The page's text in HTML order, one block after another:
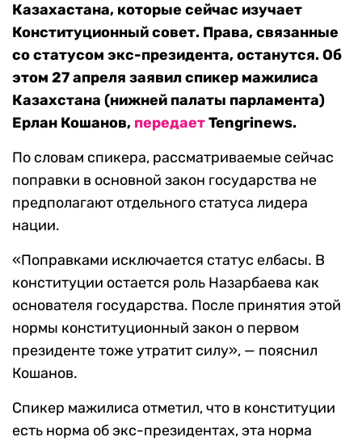
Казахастана, которые сейчас изучает
Конституционный совет. Права, связанные
со статусом экс-президента, останутся. Об
этом 27 апреля заявил спикер мажилиса
Казахстана (нижней палаты парламента)
Ерлан Кошанов, передаетTengrinews.
По словам спикера, рассматриваемые сейчас
поправки в основной закон государства не
предполагают отдельного статуса лидера
нации.
«Поправками исключается статус елбасы. В
конституции остается роль Назарбаева как
основателя государства. После принятия этой
нормы конституционный закон о первом
президенте тоже утратит силу», — пояснил
Кошанов.
Спикер мажилиса отметил, что в конституции
есть норма об экс-президентах, эта норма